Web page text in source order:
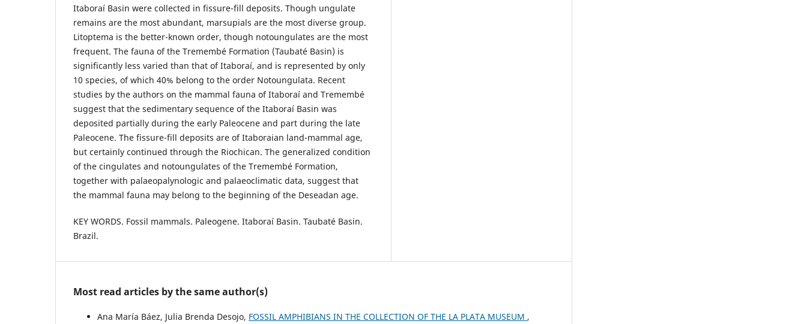
Itaboraí Basin were collected in fissure-fill deposits. Though ungulate
remains are the most abundant, marsupials are the most diverse group.
Litoptema is the better-known order, though notoungulates are the most
frequent. The fauna of the Tremembé Formation (Taubaté Basin) is
significantly less varied than that of Itaboraí, and is represented by only
10 species, of which 40% belong to the order Notoungulata. Recent
studies by the authors on the mammal fauna of Itaboraí and Tremembé
suggest that the sedimentary sequence of the Itaboraí Basin was
deposited partially during the early Paleocene and part during the late
Paleocene. The fissure-fill deposits are of Itaboraian land-mammal age,
but certainly continued through the Riochican. The generalized condition
of the cingulates and notoungulates of the Tremembé Formation,
together with palaeopalynologic and palaeoclimatic data, suggest that
the mammal fauna may belong to the beginning of the Deseadan age.
KEY WORDS. Fossil mammals. Paleogene. Itaboraí Basin. Taubaté Basin.
Brazil.
Most read articles by the same author(s)
Ana María Báez, Julia Brenda Desojo, FOSSIL AMPHIBIANS IN THE COLLECTION OF THE LA PLATA MUSEUM ,